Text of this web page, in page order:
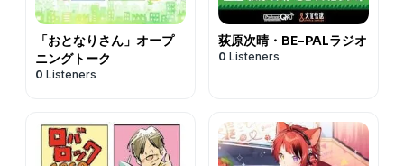
「おとなりさん」オープ
ニングトーク
0 Listeners
荻原次晴・BE-PALラジオ
0 Listeners